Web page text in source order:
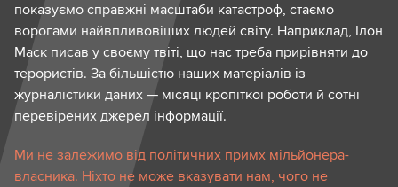
показуємо справжні масштаби катастроф, стаємо
ворогами найвпливовіших людей світу. Наприклад, Ілон
Маск писав у своєму твіті, що нас треба прирівняти до
терористів. За більшістю наших матеріалів із
журналістики даних — місяці кропіткої роботи й сотні
перевірених джерел інформації.
Ми не залежимо від політичних примх мільйонера-
власника. Ніхто не може вказувати нам, чого не